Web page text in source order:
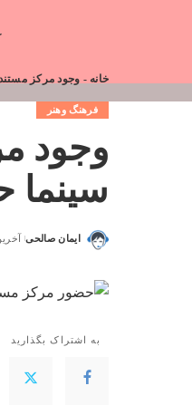
خانه - وجود مرکز مستند سوره با ۷ فیلم در
فرهنگ وهنر
سینما
ایمان صالحی آخرین
به اشتراک بگذارید